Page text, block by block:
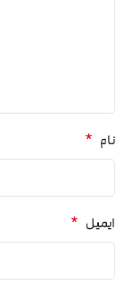
نام *
ایمیل *